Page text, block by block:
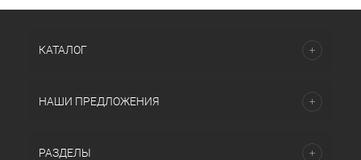
КАТАЛОГ
НАШИ ПРЕДЛОЖЕНИЯ
РАЗДЕЛЫ